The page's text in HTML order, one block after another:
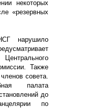
некоторых
«резервных
нарушило
Также
совета.
палата
до
по